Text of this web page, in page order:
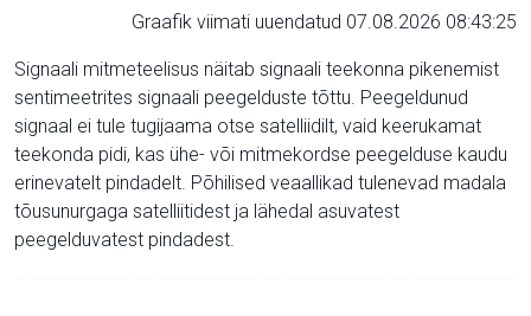
Graafik viimati uuendatud 07.08.2026 08:43:25
Signaali mitmeteelisus näitab signaali teekonna pikenemist
sentimeetrites signaali peegelduste tõttu. Peegeldunud
signaal ei tule tugijaama otse satelliidilt, vaid keerukamat
teekonda pidi, kas ühe- või mitmekordse peegelduse kaudu
erinevatelt pindadelt. Põhilised veaallikad tulenevad madala
tõusunurgaga satelliitidest ja lähedal asuvatest
peegelduvatest pindadest.